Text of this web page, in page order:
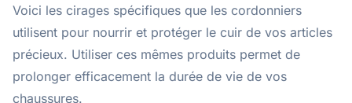
Voici les cirages spécifiques que les cordonniers
utilisent pour nourrir et protéger le cuir de vos articles
précieux. Utiliser ces mêmes produits permet de
prolonger efficacement la durée de vie de vos
chaussures.